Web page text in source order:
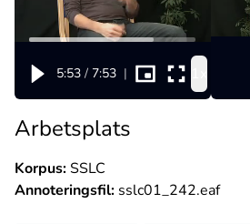
5:53 / 7:53 |
Arbetsplats
Korpus:SSLC
Annoteringsfil: sslc01_242.eaf